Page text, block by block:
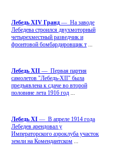
Лебедь ХIV Гранд — На заводе
Лебедева строился двухмоторный
четырехместный разведчик и
фронтовой бомбардировщик т
Лебедь ХII — Первая партия
самолетов "Лебедь-ХII" была
предъявлена к сдаче во второй
половине лета 1916 год
Лебедь ХI — В апреле 1914 года
Лебедев арендовал у
Императорского аэроклуба участок
земли на Комендантском